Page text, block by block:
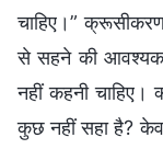
चाहिए।”
से सहने की
नहीं कहनी चाहिए।
कुछ नहीं सहा है?